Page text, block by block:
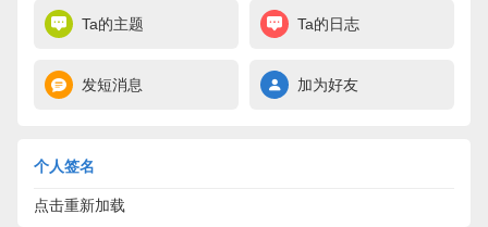
Ta的主题 Ta的日志
发短消息 加为好友
个人签名
点击重新加载